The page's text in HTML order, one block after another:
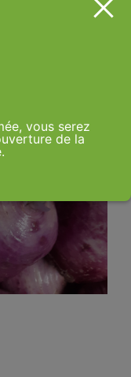
vous serez
de la